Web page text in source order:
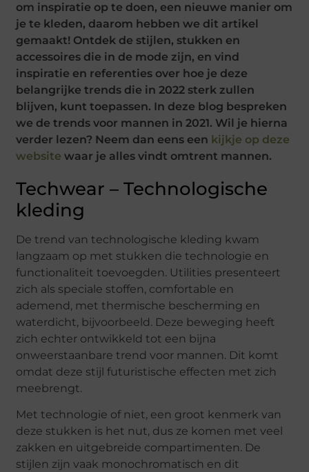
om inspiratie op te doen, een nieuwe manier om
je te kleden, daarom hebben we dit artikel
gemaakt! Ontdek de stijlen, stukken en
accessoires die in de mode zijn, en vind
inspiratie en referenties over hoe je deze
belangrijke trends die in 2022 sterk zullen
blijven, kunt toepassen. In deze blog bespreken
we de trends voor mannen in 2021. Wil je hierna
verder lezen? Neem dan eens een kijkje op deze
website waar je alles vindt omtrent mannen.
Techwear – Technologische
kleding
De trend van technologische kleding kwam
langzaam op met stukken die technologie en
functionaliteit toevoegden. Utilities presenteert
zich als speciale stoffen, comfortable en
ademend, met thermische bescherming en
waterdicht, bijvoorbeeld. Deze beweging heeft
zich echter ontwikkeld tot een bijna
onweerstaanbare trend voor mannen. Dit komt
omdat deze stijl futuristische effecten met zich
meebrengt.
Met technologie of niet, een groot kenmerk van
deze stukken is het nut, dus ze komen met veel
zakken en uitgebreide compartimenten. De
stijlen zijn vaak monochromatisch en dit